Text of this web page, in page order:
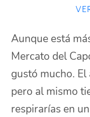
Aunque está
Mercato del
gustó mucho.
pero al mismo
respirarías en